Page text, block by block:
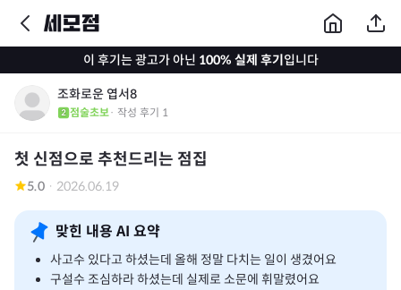
이 후기는 광고가 아닌 100% 실제 후기입니다
조화로운 엽서8
점술초보· 작성 후기 1
첫 신점으로 추천드리는 점집
5.0 · 2026.06.19
맞힌 내용 AI 요약
사고수 있다고 하셨는데 올해 정말 다치는 일이 생겼어요
구설수 조심하라 하셨는데 실제로 소문에 휘말렸어요